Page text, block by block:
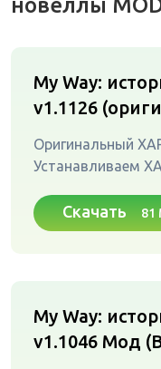
новеллы
My Way:
v1.1126
Оригинальный
Устанавливаем
Скачать 81
My Way:
v1.1046 Мод